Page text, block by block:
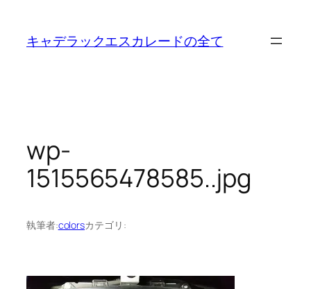
キャデラックエスカレードの全て
wp-
1515565478585..jpg
執筆者:colorsカテゴリ: